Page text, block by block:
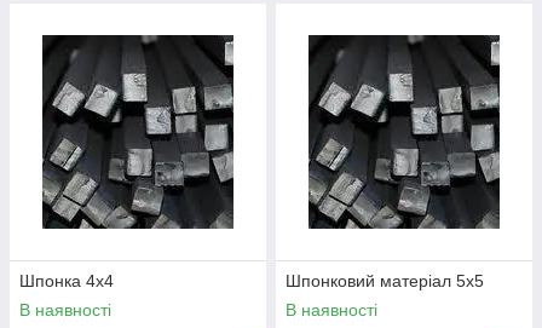
Шпонка 4х4
В наявності
Шпонковий матеріал 5х5
В наявності